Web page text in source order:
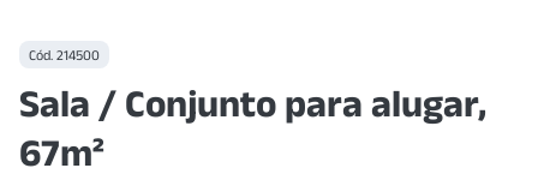
Cód. 214500
Sala / Conjunto para alugar,
67m²